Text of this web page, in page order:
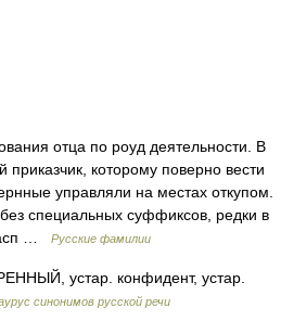
отца по роуд деятельности. В
которому поверно вести
управляли на местах откупом.
специальных суффиксов, редки в
…
Русские фамилии
устар. конфидент, устар.
синонимов русской речи